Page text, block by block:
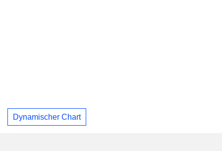
Dynamischer Chart